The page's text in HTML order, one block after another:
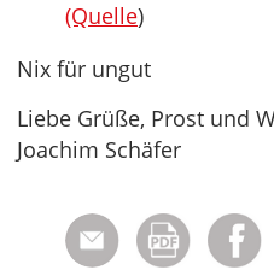
(Quelle)
Nix für ungut
Liebe Grüße, Prost und
Joachim Schäfer